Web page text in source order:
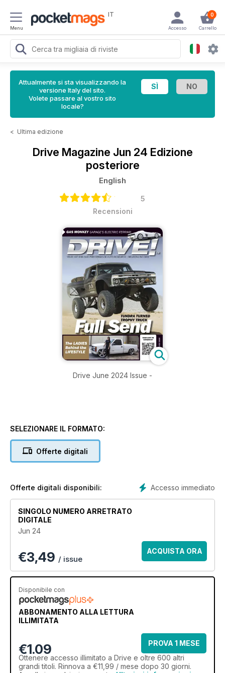
Menu
IT 0
Carrello
Accesso
Attualmente si sta visualizzando la
versione Italy del sito.
Volete passare al vostro sito
locale?
< Ultima edizione
Drive Magazine Jun 24 Edizione
posteriore
English
5
Recensioni
Drive June 2024 Issue -
SELEZIONARE IL FORMATO:
Offerte digitali
Accesso immediato
Offerte digitali disponibili:
SINGOLO NUMERO ARRETRATO
DIGITALE
Jun 24
€3,49 / issue
ACQUISTA ORA
Disponibile con
ABBONAMENTO ALLA LETTURA
ILLIMITATA
€1.09
PROVA 1 MESE
Ottenere accesso illimitato a Drive e oltre 600 altri
grandi titoli. Rinnova a €11,99 / mese dopo 30 giorni.